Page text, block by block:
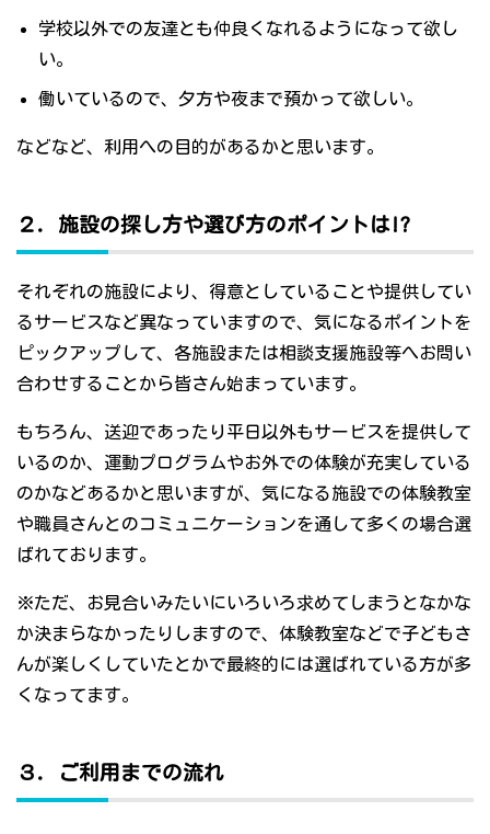
学校以外での友達とも仲良くなれるようになって欲し
い。
働いているので、夕方や夜まで預かって欲しい。
などなど、利用への目的があるかと思います。
２．施設の探し方や選び方のポイントは!?
それぞれの施設により、得意としていることや提供してい
るサービスなど異なっていますので、気になるポイントを
ピックアップして、各施設または相談支援施設等へお問い
合わせすることから皆さん始まっています。
もちろん、送迎であったり平日以外もサービスを提供して
いるのか、運動プログラムやお外での体験が充実している
のかなどあるかと思いますが、気になる施設での体験教室
や職員さんとのコミュニケーションを通して多くの場合選
ばれております。
※ただ、お見合いみたいにいろいろ求めてしまうとなかな
か決まらなかったりしますので、体験教室などで子どもさ
んが楽しくしていたとかで最終的には選ばれている方が多
くなってます。
３．ご利用までの流れ